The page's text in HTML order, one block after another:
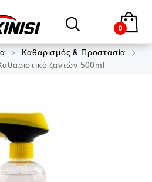
0
Καθαρισμός & Προστασία
ζαντών 500ml